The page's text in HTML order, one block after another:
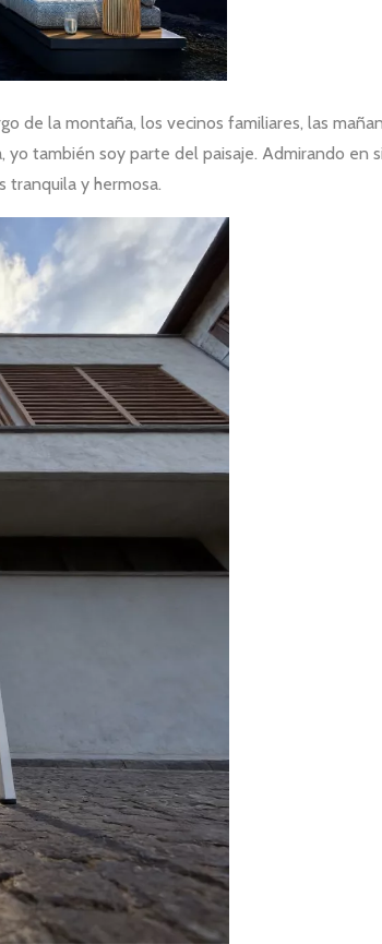
de la montaña, los vecinos familiares, las
también soy parte del paisaje. Admirando
tranquila y hermosa.